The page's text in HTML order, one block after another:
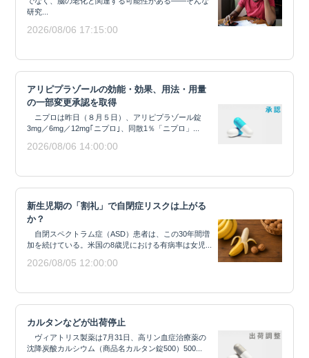
研究...
2026/08/06 17:15:00
アリピプラゾールの効能・効果、用法・用量
の一部変更承認を取得
ニプロは昨日（８月５日）、アリピプラゾール錠
3mg／6mg／12mg｢ニプロ｣、同散1％「ニプロ」...
2026/08/06 14:00:00
新生児期の「割礼」で自閉症リスクは上がる
か？
自閉スペクトラム症（ASD）患者は、この30年間増
加を続けている。米国の8歳児における有病率は女児...
2026/08/05 12:00:00
カルタンなどが出荷停止
ヴィアトリス製薬は7月31日、高リン血症治療薬の
沈降炭酸カルシウム（商品名カルタン錠500）500...